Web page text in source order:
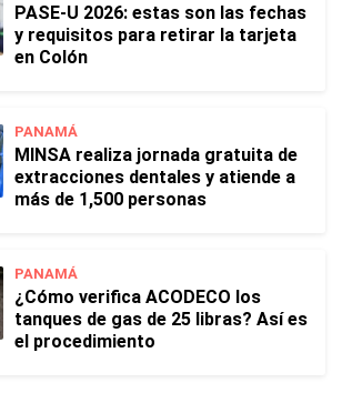
PASE-U 2026: estas son las fechas
y requisitos para retirar la tarjeta
en Colón
PANAMÁ
MINSA realiza jornada gratuita de
extracciones dentales y atiende a
más de 1,500 personas
PANAMÁ
¿Cómo verifica ACODECO los
tanques de gas de 25 libras? Así es
el procedimiento